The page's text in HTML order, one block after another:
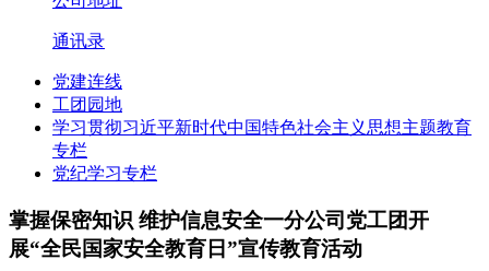
通讯录
党建连线
工团园地
学习贯彻习近平新时代中国特色社会主义思想主题教育
专栏
党纪学习专栏
掌握保密知识 维护信息安全一分公司党工团开
展“全民国家安全教育日”宣传教育活动